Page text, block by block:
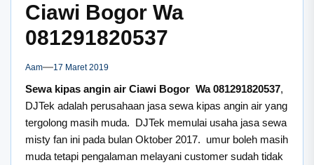
Ciawi Bogor Wa
081291820537
Aam 17 Maret 2019
Sewa kipas angin air Ciawi Bogor Wa 081291820537,
DJTek adalah perusahaan jasa sewa kipas angin air yang
tergolong masih muda. DJTek memulai usaha jasa sewa
misty fan ini pada bulan Oktober 2017. umur boleh masih
muda tetapi pengalaman melayani customer sudah tidak